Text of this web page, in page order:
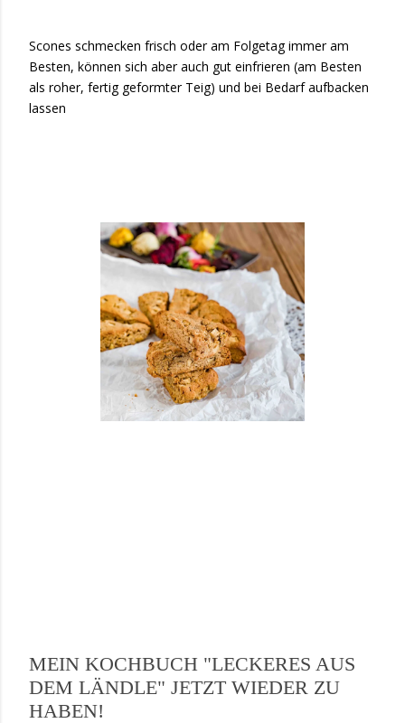
Scones schmecken frisch oder am Folgetag immer am
Besten, können sich aber auch gut einfrieren (am Besten
als roher, fertig geformter Teig) und bei Bedarf aufbacken
lassen
MEIN KOCHBUCH "LECKERES AUS
DEM LÄNDLE" JETZT WIEDER ZU
HABEN!